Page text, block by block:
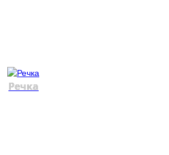
Речка